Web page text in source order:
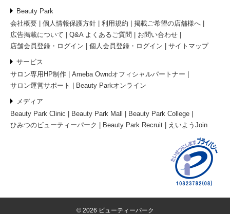
Beauty Park
会社概要
個人情報保護方針 利用規約
掲載ご希望の店舗様へ
広告掲載について
Q&A よくあるご質問
お問い合わせ
店舗会員登録・ログイン
個人会員登録・ログイン サイトマップ
サービス
サロン専用HP制作
Ameba Owndオフィシャルパートナー
サロン運営サポート
Beauty Parkオンライン
メディア
Beauty Park Clinic
Beauty Park Mall
Beauty Park College
ひみつのビューティーパーク
Beauty Park Recruit えいようJoin
© 2026 ビューティーパーク